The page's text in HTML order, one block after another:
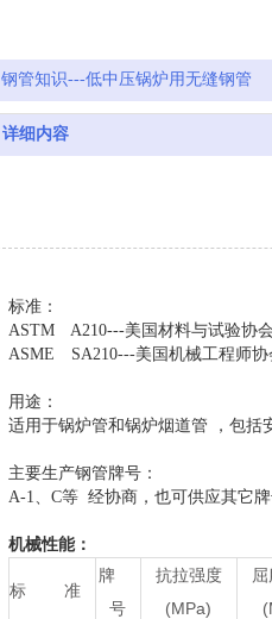
钢管知识---低中压锅炉用无缝钢管
详细内容
标准：
ASTM A210---美国材料与试验协
ASME SA210---美国机械工程师协
用途：
适用于锅炉管和锅炉烟道管
，包
主要生产钢管牌号：
A-1、C等 经协商，也可供应其它
机械性能：
标 准
牌
号
抗拉强度
(MPa)